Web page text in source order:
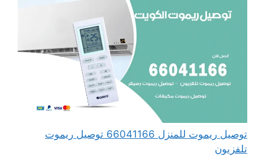
توصيل ريموت للمنزل 66041166 توصيل ريموت
تلفزيون